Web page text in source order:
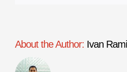
About the Author: Ivan